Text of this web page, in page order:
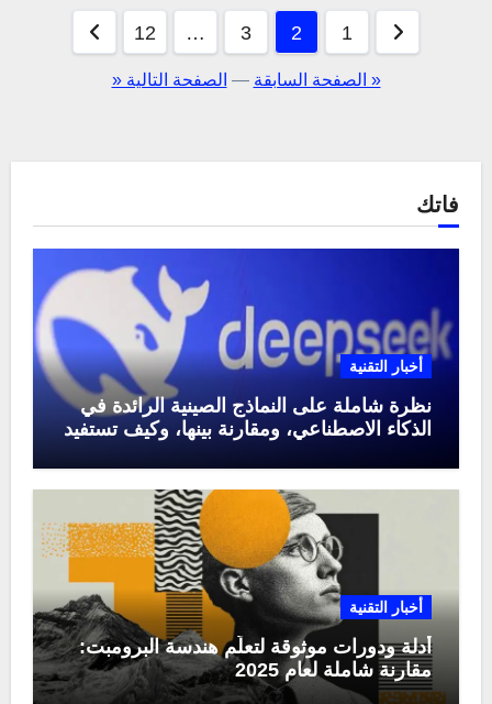
صفحات
1
2
3
…
12
« الصفحة السابقة — الصفحة التالية «
فاتك
أخبار التقنية
نظرة شاملة على النماذج الصينية الرائدة في
الذكاء الاصطناعي، ومقارنة بينها، وكيف تستفيد
أخبار التقنية
أدلة ودورات موثوقة لتعلّم هندسة البرومبت:
مقارنة شاملة لعام 2025